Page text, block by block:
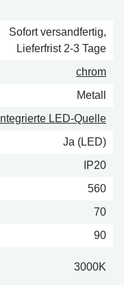
Sofort versandfertig,
Lieferfrist 2-3 Tage
chrom
Metall
Integrierte LED-Quelle
Ja (LED)
IP20
560
70
90
3000K